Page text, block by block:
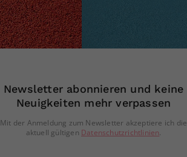
Newsletter abonnieren und keine
Neuigkeiten mehr verpassen
Mit der Anmeldung zum Newsletter akzeptiere ich die
aktuell gültigen Datenschutzrichtlinien.